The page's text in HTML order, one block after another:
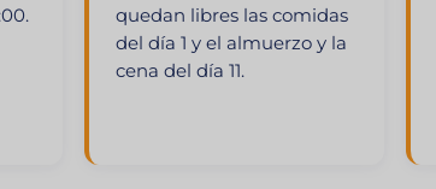
quedan libres las comidas
del día 1 y el almuerzo y la
cena del día 11.